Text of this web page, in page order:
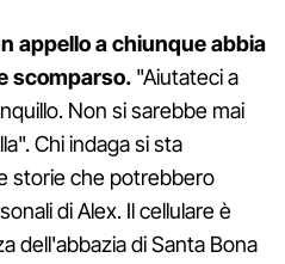
appello a chiunque abbia
scomparso. "Aiutateci a
Non si sarebbe mai
Chi indaga si sta
storie che potrebbero
di Alex. Il cellulare è
dell'abbazia di Santa Bona